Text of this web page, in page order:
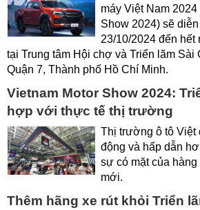
máy Việt Nam
Show 2024) sẽ
23/10/2024 đến hết
tại Trung tâm Hội chợ và Triển lãm Sài
Quận 7, Thành phố Hồ Chí Minh.
Vietnam Motor Show 2024:
hợp với thực tế thị trường
Thị trường ô tô Việt
động và hấp dẫn
sự có mặt của
mới.
Thêm hãng xe rút khỏi Triển